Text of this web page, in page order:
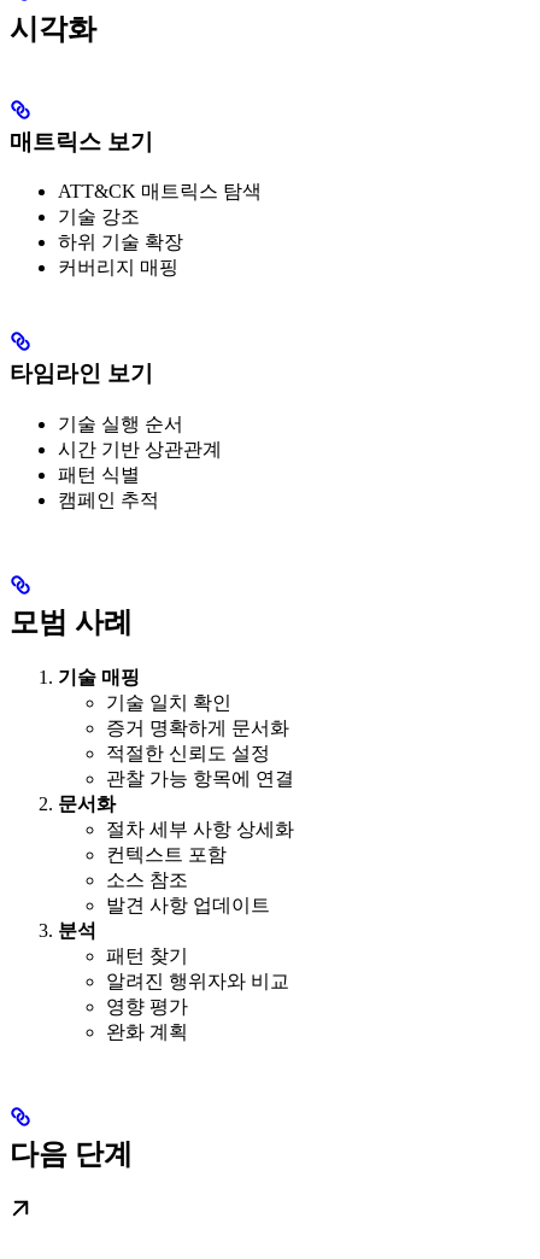
시각화
매트릭스 보기
ATT&CK 매트릭스 탐색
기술 강조
하위 기술 확장
커버리지 매핑
타임라인 보기
기술 실행 순서
시간 기반 상관관계
패턴 식별
캠페인 추적
모범 사례
기술 매핑
기술 일치 확인
증거 명확하게 문서화
적절한 신뢰도 설정
관찰 가능 항목에 연결
문서화
절차 세부 사항 상세화
컨텍스트 포함
소스 참조
발견 사항 업데이트
분석
패턴 찾기
알려진 행위자와 비교
영향 평가
완화 계획
다음 단계